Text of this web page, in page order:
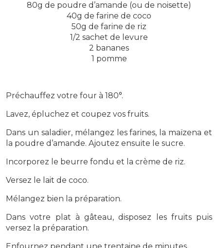
80g de poudre d’amande (ou de noisette)
40g de farine de coco
50g de farine de riz
1/2 sachet de levure
2 bananes
1 pomme
Préchauffez votre four à 180°.
Lavez, épluchez et coupez vos fruits.
Dans un saladier, mélangez les farines, la maïzena et
la poudre d’amande. Ajoutez ensuite le sucre.
Incorporez le beurre fondu et la crème de riz.
Versez le lait de coco.
Mélangez bien la préparation.
Dans votre plat à gâteau, disposez les fruits puis
versez la préparation.